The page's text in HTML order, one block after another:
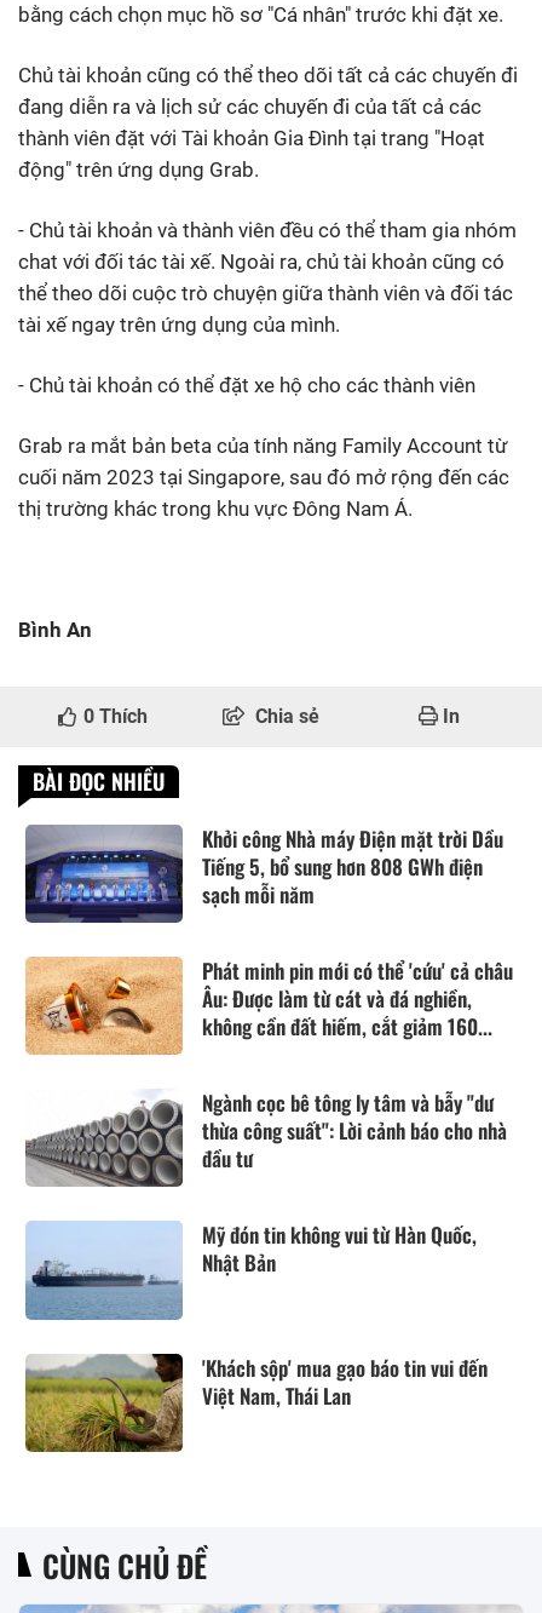
bằng cách chọn mục hồ sơ "Cá nhân" trước khi đặt xe.
Chủ tài khoản cũng có thể theo dõi tất cả các chuyến đi
đang diễn ra và lịch sử các chuyến đi của tất cả các
thành viên đặt với Tài khoản Gia Đình tại trang "Hoạt
động" trên ứng dụng Grab.
- Chủ tài khoản và thành viên đều có thể tham gia nhóm
chat với đối tác tài xế. Ngoài ra, chủ tài khoản cũng có
thể theo dõi cuộc trò chuyện giữa thành viên và đối tác
tài xế ngay trên ứng dụng của mình.
- Chủ tài khoản có thể đặt xe hộ cho các thành viên
Grab ra mắt bản beta của tính năng Family Account từ
cuối năm 2023 tại Singapore, sau đó mở rộng đến các
thị trường khác trong khu vực Đông Nam Á.
Bình An
0 Thích Chia sẻ In
BÀI ĐỌC NHIỀU
Khởi công Nhà máy Điện mặt trời Dầu
Tiếng 5, bổ sung hơn 808 GWh điện
sạch mỗi năm
Phát minh pin mới có thể 'cứu' cả châu
Âu: Được làm từ cát và đá nghiền,
không cần đất hiếm, cắt giảm 160...
Ngành cọc bê tông ly tâm và bẫy "dư
thừa công suất": Lời cảnh báo cho nhà
đầu tư
Mỹ đón tin không vui từ Hàn Quốc,
Nhật Bản
'Khách sộp' mua gạo báo tin vui đến
Việt Nam, Thái Lan
CÙNG CHỦ ĐỀ